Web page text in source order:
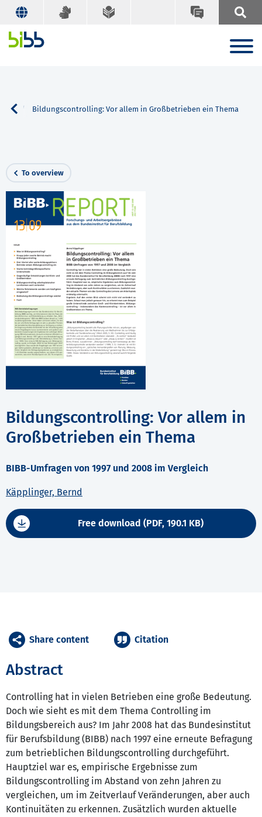
Bildungscontrolling: Vor allem in Großbetrieben ein Thema
To overview
Bildungscontrolling: Vor allem in
Großbetrieben ein Thema
BIBB-Umfragen von 1997 und 2008 im Vergleich
Käpplinger, Bernd
Free download (PDF, 190.1 KB)
Abstract
Controlling hat in vielen Betrieben eine große Bedeutung.
Doch wie sieht es mit dem Thema Controlling im
Bildungsbereich aus? Im Jahr 2008 hat das Bundesinstitut
für Berufsbildung (BIBB) nach 1997 eine erneute Befragung
zum betrieblichen Bildungscontrolling durchgeführt.
Hauptziel war es, empirische Ergebnisse zum
Bildungscontrolling im Abstand von zehn Jahren zu
vergleichen, um im Zeitverlauf Veränderungen, aber auch
Kontinuitäten zu erkennen. Zusätzlich wurden aktuelle
Share content Citation